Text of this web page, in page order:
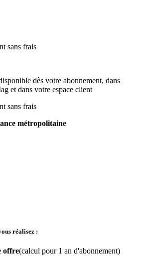
sans frais
dès votre abonnement, dans
et dans votre espace client
sans frais
métropolitaine
réalisez :
offre(calcul pour 1 an d'abonnement)